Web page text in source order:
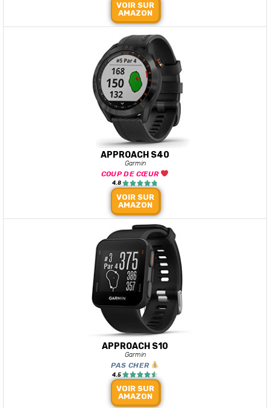
VOIR SUR
AMAZON
APPROACH S40
Garmin
COUP DE CŒUR
4.8 
VOIR SUR
AMAZON
APPROACH S10
Garmin
PAS CHER
4.5 
VOIR SUR
AMAZON